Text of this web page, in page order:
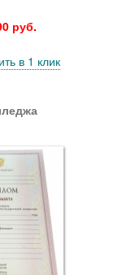
руб.
в 1 клик